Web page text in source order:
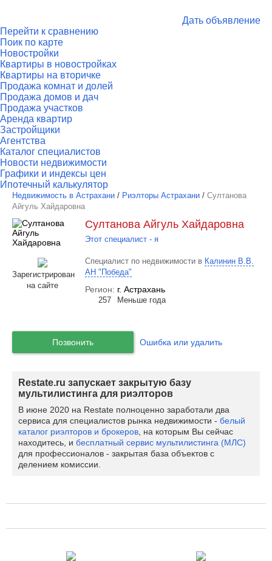
Дать объявление
Перейти к сравнению
Поик по карте
Новостройки
Квартиры в новостройках
Квартиры на вторичке
Продажа комнат и долей
Продажа домов и дач
Продажа участков
Аренда квартир
Застройщики
Агентства
Каталог специалистов
Новости недвижимости
Графики и индексы цен
Ипотечный калькулятор
Недвижимость в Астрахани / Риэлторы Астрахани / Султанова
Айгуль Хайдаровна
Зарегистрирован
на сайте
Султанова Айгуль Хайдаровна
Этот специалист - я
Специалист по недвижимости в Калинин В.В.
АН "Победа"
Регион: г. Астрахань
257 Меньше года
Позвонить Ошибка или удалить
Restate.ru запускает закрытую базу
мультилистинга для риэлторов
В июне 2020 на Restate полноценно заработали два
сервиса для специалистов рынка недвижимости - белый
каталог риэлторов и брокеров , на которым Вы сейчас
находитесь, и бесплатный сервис мультилистинга (МЛС)
для профессионалов - закрытая база объектов с
делением комиссии.